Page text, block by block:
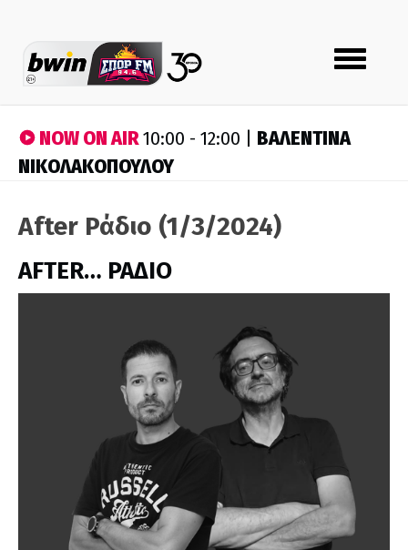
Toggle
navigation
NOW ON AIR10:00 - 12:00 | ΒΑΛΕΝΤΙΝΑ
ΝΙΚΟΛΑΚΟΠΟΥΛΟΥ
After Ράδιο (1/3/2024)
AFTER… ΡΑΔΙΟ